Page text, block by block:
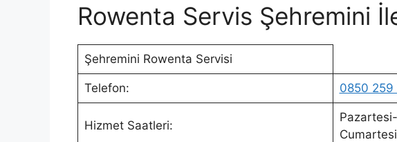
Rowenta Servis Şehremini
Şehremini Rowenta Servisi
Telefon: 0850 259
Hizmet Saatleri: